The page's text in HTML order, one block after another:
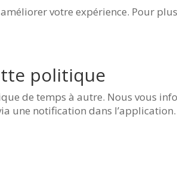
votre expérience. Pour
politique
de temps à autre. Nous vous
une notification dans l’application.